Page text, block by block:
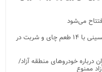
می‌شود
پذیرایی متفاوت و باشکوه از عزاداران حسینی با ۱۴ طعم چای و شربت در
خودروهای منطقه آزاد/
ممنوع